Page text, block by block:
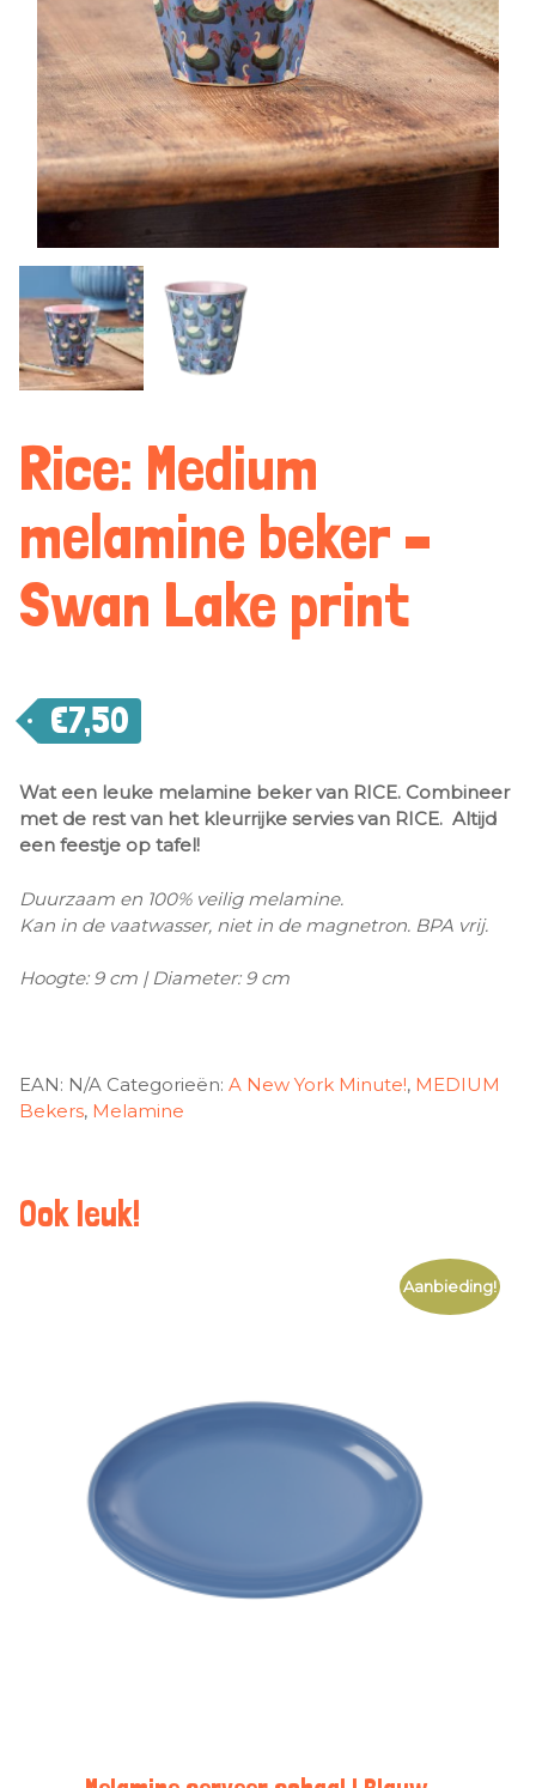
Rice: Medium
melamine beker –
Swan Lake print
€7,50
Wat een leuke melamine beker van RICE. Combineer
met de rest van het kleurrijke servies van RICE. Altijd
een feestje op tafel!
Duurzaam en 100% veilig melamine.
Kan in de vaatwasser, niet in de magnetron. BPA vrij.
Hoogte: 9 cm | Diameter: 9 cm
EAN: N/A Categorieën: A New York Minute!, MEDIUM
Bekers, Melamine
Ook leuk!
Aanbieding!